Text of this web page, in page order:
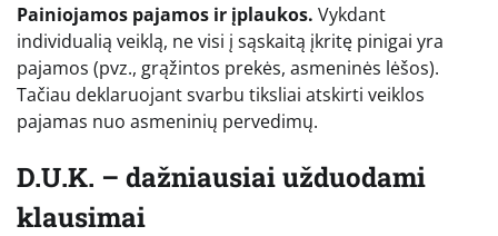
Painiojamos pajamos ir įplaukos. Vykdant
individualią veiklą, ne visi į sąskaitą įkritę pinigai yra
pajamos (pvz., grąžintos prekės, asmeninės lėšos).
Tačiau deklaruojant svarbu tiksliai atskirti veiklos
pajamas nuo asmeninių pervedimų.
D.U.K. – dažniausiai užduodami
klausimai